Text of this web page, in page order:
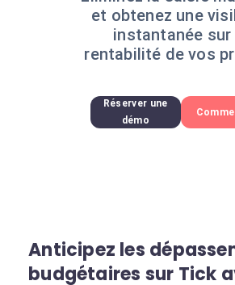
et obtenez une
instantanée sur
rentabilité de vos
Réserver une
démo
Anticipez les
budgétaires sur Tick